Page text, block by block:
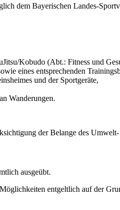
dem Bayerischen Landes-
Kobudo (Abt.: Fitness und
eines entsprechenden
und der Sportgeräte,
Wanderungen.
der Belange des
ausgeübt.
entgeltlich auf der